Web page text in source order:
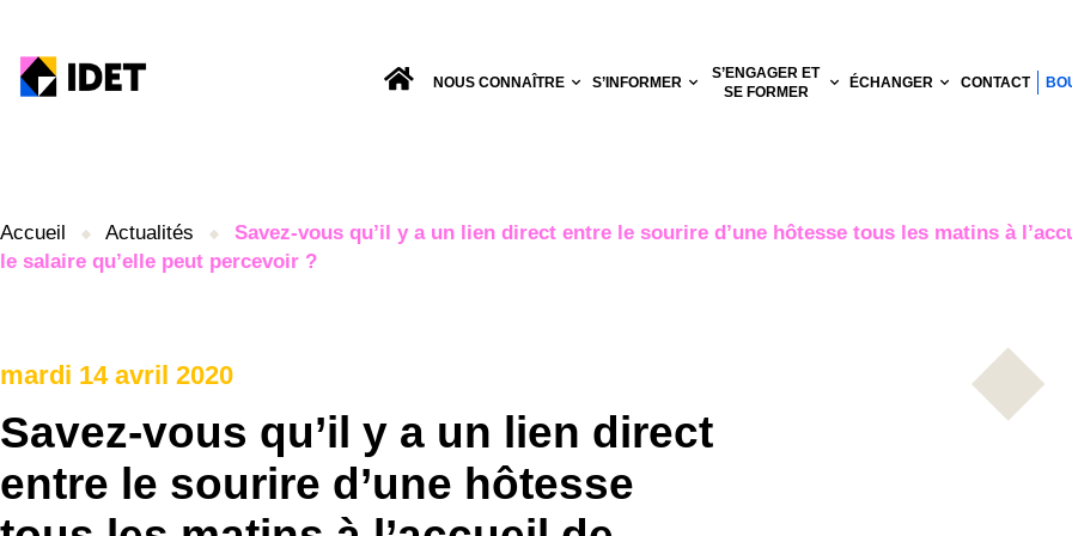
NOUS CONNAÎTRE S’INFORMER
S’ENGAGER ET
SE FORMER
ÉCHANGER CONTACT
Accueil Actualités
Savez-vous qu’il y a un lien direct entre le sourire d’une hôtesse tous les matins à
le salaire qu’elle peut percevoir ?
mardi 14 avril 2020
Savez-vous qu’il y a un lien direct
entre le sourire d’une hôtesse